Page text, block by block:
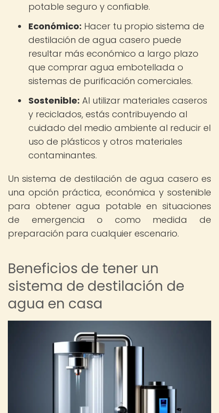
potable seguro y confiable.
Económico: Hacer tu propio sistema de
destilación de agua casero puede
resultar más económico a largo plazo
que comprar agua embotellada o
sistemas de purificación comerciales.
Sostenible: Al utilizar materiales caseros
y reciclados, estás contribuyendo al
cuidado del medio ambiente al reducir el
uso de plásticos y otros materiales
contaminantes.
Un sistema de destilación de agua casero es
una opción práctica, económica y sostenible
para obtener agua potable en situaciones
de emergencia o como medida de
preparación para cualquier escenario.
Beneficios de tener un
sistema de destilación de
agua en casa